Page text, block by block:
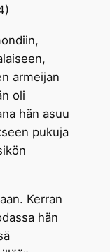
armeijan
oli
hän asuu
pukuja
Kerran
hän